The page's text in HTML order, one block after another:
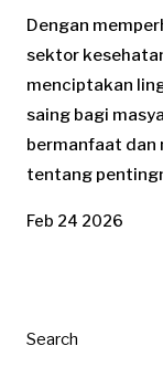
Dengan
sektor
menciptakan
saing bagi
bermanfaat dan
tentang
Feb 24 2026
Search